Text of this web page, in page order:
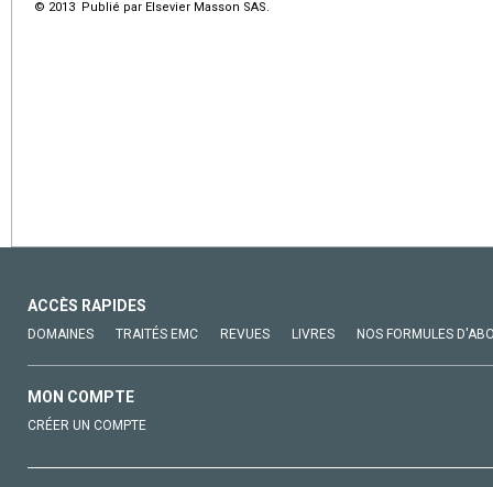
© 2013 Publié par Elsevier Masson SAS.
ACCÈS RAPIDES
DOMAINES TRAITÉS EMC REVUES LIVRES NOS FORMULES
MON COMPTE
CRÉER UN COMPTE